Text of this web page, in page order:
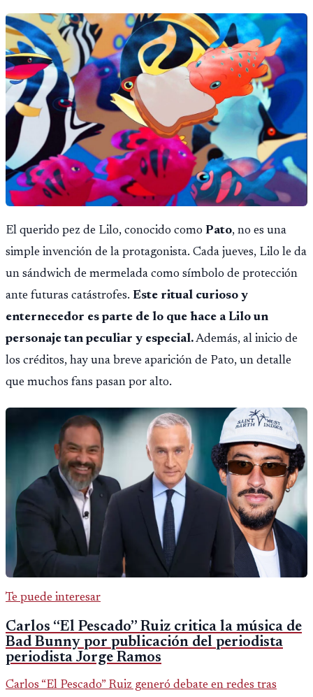
El querido pez de Lilo, conocido como Pato, no es una
simple invención de la protagonista. Cada jueves, Lilo le da
un sándwich de mermelada como símbolo de protección
ante futuras catástrofes. Este ritual curioso y
enternecedor es parte de lo que hace a Lilo un
personaje tan peculiar y especial.Además, al inicio de
los créditos, hay una breve aparición de Pato, un detalle
que muchos fans pasan por alto.
Te puede interesar
Carlos “El Pescado” Ruiz critica la música de
Bad Bunny por publicación del periodista
periodista Jorge Ramos
Carlos “El Pescado” Ruiz generó debate en redes tras